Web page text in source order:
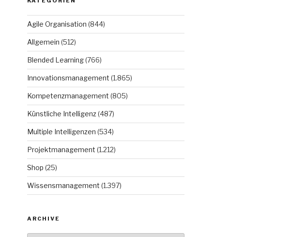
Agile Organisation (844)
Allgemein (512)
Blended Learning(766)
Innovationsmanagement (1.865)
Kompetenzmanagement (805)
Künstliche Intelligenz(487)
Multiple Intelligenzen (534)
Projektmanagement (1.212)
Shop (25)
Wissensmanagement (1.397)
ARCHIVE